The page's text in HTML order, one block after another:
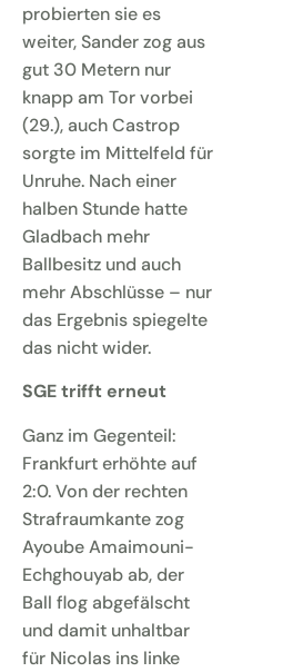
probierten sie es
weiter, Sander zog aus
gut 30 Metern nur
knapp am Tor vorbei
(29.), auch Castrop
sorgte im Mittelfeld für
Unruhe. Nach einer
halben Stunde hatte
Gladbach mehr
Ballbesitz und auch
mehr Abschlüsse – nur
das Ergebnis spiegelte
das nicht wider.
SGE trifft erneut
Ganz im Gegenteil:
Frankfurt erhöhte auf
2:0. Von der rechten
Strafraumkante zog
Ayoube Amaimouni-
Echghouyab ab, der
Ball flog abgefälscht
und damit unhaltbar
für Nicolas ins linke